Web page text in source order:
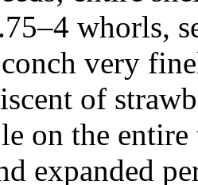
whorls,
very
of
on the
expanded